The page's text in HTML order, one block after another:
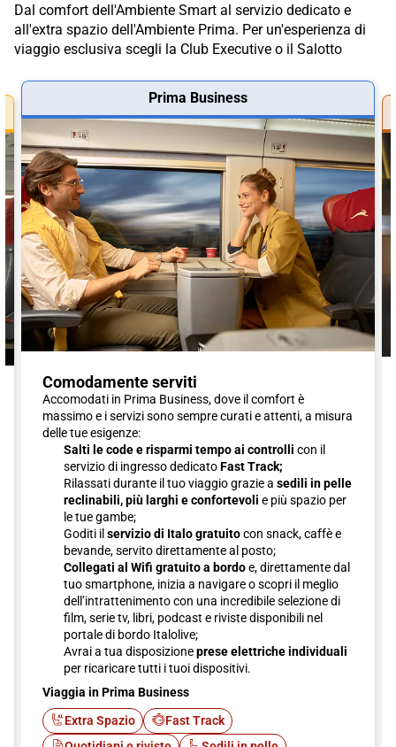
Dal comfort dell'Ambiente Smart al servizio dedicato e
all'extra spazio dell'Ambiente Prima. Per un'esperienza di
viaggio esclusiva scegli la Club Executive o il Salotto
Prima Business
Comodamente serviti
Accomodati in Prima Business, dove il comfort è
massimo e i servizi sono sempre curati e attenti, a misura
delle tue esigenze:
Salti le code e risparmi tempo ai controlli con il
servizio di ingresso dedicatoFast Track;
Rilassati durante il tuo viaggio grazie a sedili in pelle
reclinabili, più larghi e confortevoli e più spazio per
le tue gambe;
Goditi il servizio di Italo gratuitocon snack, caffè e
bevande, servito direttamente al posto;
Collegati al Wifi gratuito a bordoe, direttamente dal
tuo smartphone, inizia a navigare o scopri il meglio
dell’intrattenimento con una incredibile selezione di
film, serie tv, libri, podcast e riviste disponibili nel
portale di bordo Italolive;
Avrai a tua disposizioneprese elettriche individuali
per ricaricare tutti i tuoi dispositivi.
Viaggia in Prima Business
Extra Spazio
Fast Track